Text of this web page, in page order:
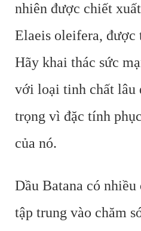
nhiên được chiết
Elaeis oleifera,
Hãy khai thác sức
với loại tinh chất lâu
trọng vì đặc tính
của nó.
Dầu Batana có
tập trung vào chăm